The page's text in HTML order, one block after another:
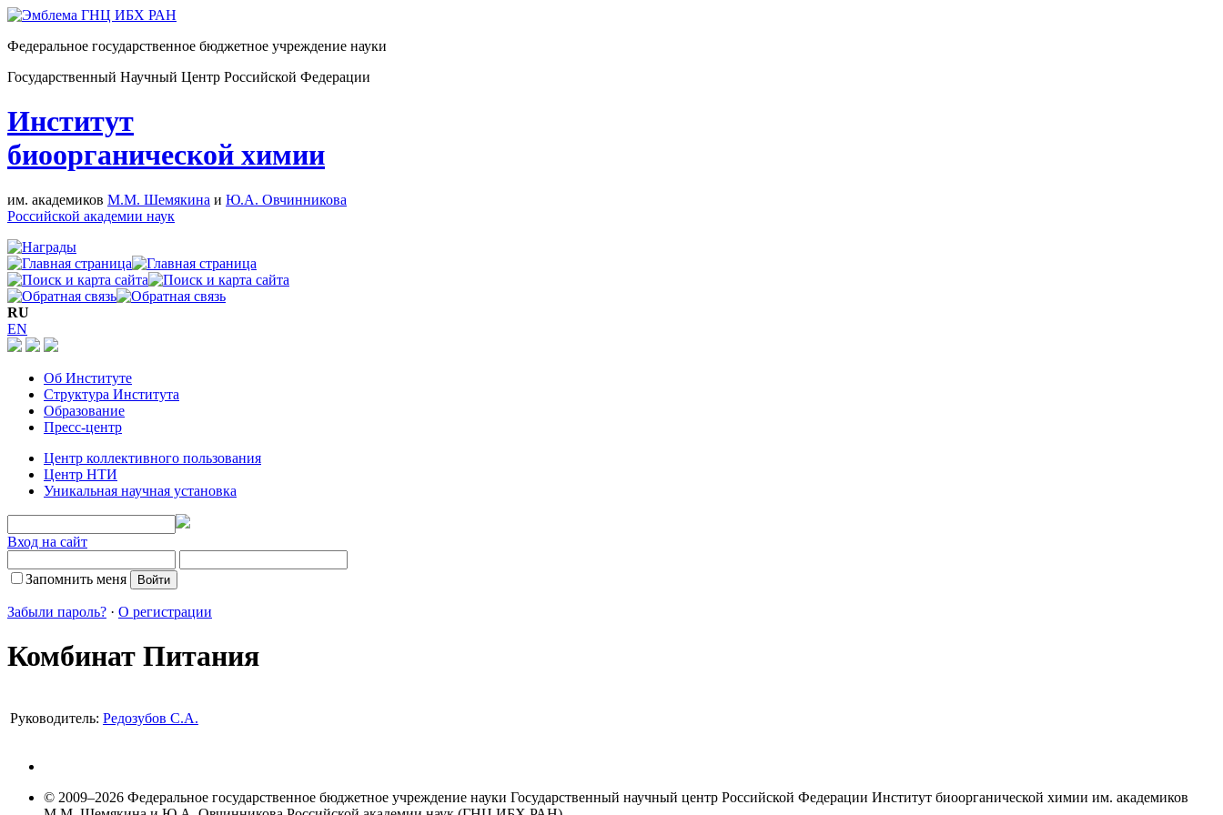
Федеральное государственное бюджетное учреждение науки
Государственный Научный Центр Российской Федерации
Институт
биоорганической химии
им. академиков М.М. Шемякина и Ю.А. Овчинникова
Российской академии наук
RU
EN
Об Институте
Структура Института
Образование
Пресс-центр
Центр коллективного пользования
Центр НТИ
Уникальная научная установка
Вход на сайт
Запомнить меня
Забыли пароль? · О регистрации
Комбинат Питания
Руководитель: Редозубов С.А.
© 2009–2026 Федеральное государственное бюджетное учреждение науки Государственный научный центр Российской Федерации Институт биоорганической химии им. академиков